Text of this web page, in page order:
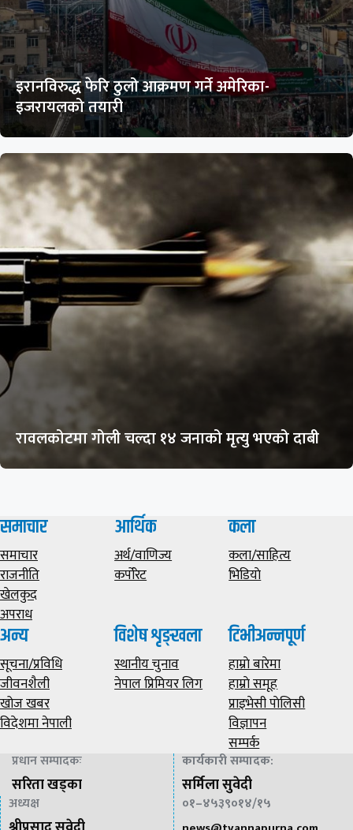
इरानविरुद्ध फेरि ठुलो आक्रमण गर्ने अमेरिका-
इजरायलको तयारी
रावलकोटमा गोली चल्दा १४ जनाको मृत्यु भएको दाबी
समाचार
समाचार
राजनीति
खेलकुद
अपराध
आर्थिक
अर्थ/वाणिज्य
कर्पोरेट
कला
कला/साहित्य
भिडियाे
अन्य
सूचना/प्रविधि
जीवनशैली
खोज खबर
विदेशमा नेपाली
विशेष शृङ्खला
स्थानीय चुनाव
नेपाल प्रिमियर लिग
टिभीअन्नपूर्ण
हाम्राे बारेमा
हाम्राे समूह
प्राइभेसी पाेलिसी
विज्ञापन
सम्पर्क
प्रधान सम्पादकः
सरिता खड्का
कार्यकारी सम्पादक:
सर्मिला सुवेदी
अध्यक्ष ०१–४५३९०१४/१५